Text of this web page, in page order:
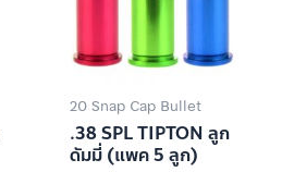
20 Snap Cap Bullet
.38 SPL TIPTON ลูก
ดัมมี่ (แพค 5 ลูก)